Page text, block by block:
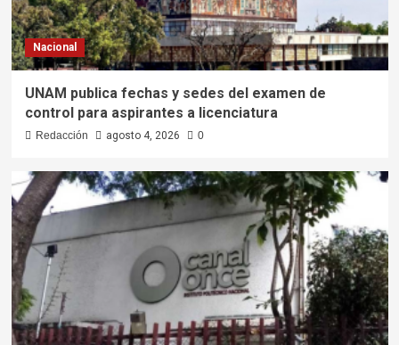
Nacional
UNAM publica fechas y sedes del examen de
control para aspirantes a licenciatura
Redacción agosto 4, 2026 0